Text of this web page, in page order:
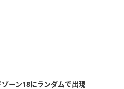
ーン18にランダムで出現